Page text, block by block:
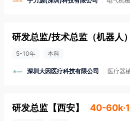
研发总监/技术总监（机器人）
5-10年 本科
深圳大因医疗科技有限公司 医疗器
研发总监 【西安】 40-